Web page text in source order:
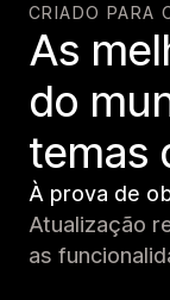
CRIADO PARA
As
do
temas
À prova de
Atualização
as